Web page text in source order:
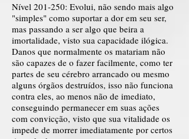
Nível 201-250: Evolui, não sendo mais algo
"simples" como suportar a dor em seu ser,
mas passando a ser algo que beira a
imortalidade, visto sua capacidade ilógica.
Danos que normalmente os matariam não
são capazes de o fazer facilmente, como ter
partes de seu cérebro arrancado ou mesmo
alguns órgãos destruídos, isso não funciona
contra eles, ao menos não de imediato,
conseguindo permanecer em suas ações
com convicção, visto que sua vitalidade os
impede de morrer imediatamente por certos